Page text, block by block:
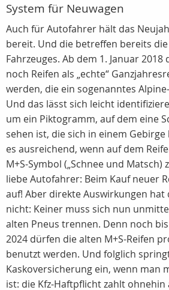
System für Neuwagen
Auch für Autofahrer hält das
bereit. Und die betreffen bereits
Fahrzeuges. Ab dem 1. Januar
noch Reifen als „echte“
werden, die ein sogenanntes
Und das lässt sich leicht
um ein Piktogramm, auf dem eine
sehen ist, die sich in einem
es ausreichend, wenn auf dem
M+S-Symbol („Schnee und Matsch)
liebe Autofahrer: Beim Kauf neuer
auf! Aber direkte Auswirkungen hat
nicht: Keiner muss sich nun
alten Pneus trennen. Denn noch
2024 dürfen die alten M+S-Reifen
benutzt werden. Und folglich
Kaskoversicherung ein, wenn man
ist: die Kfz-Haftpflicht zahlt